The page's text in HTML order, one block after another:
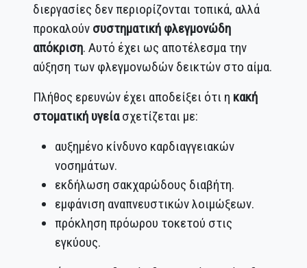
διεργασίες δεν περιορίζονται τοπικά, αλλά
προκαλούν συστηματική φλεγμονώδη
απόκριση. Αυτό έχει ως αποτέλεσμα την
αύξηση των φλεγμονωδών δεικτών στο αίμα.
Πλήθος ερευνών έχει αποδείξει ότι η κακή
στοματική υγείασχετίζεται με:
αυξημένο κίνδυνο καρδιαγγειακών
νοσημάτων.
εκδήλωση σακχαρώδους διαβήτη.
εμφάνιση αναπνευστικών λοιμώξεων.
πρόκληση πρόωρου τοκετού στις
εγκύους.